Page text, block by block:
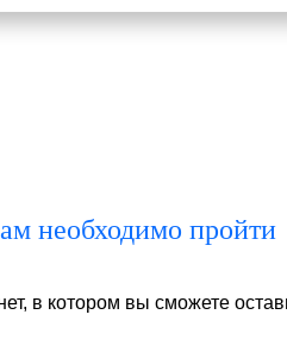
необходимо пройти
в котором вы сможете